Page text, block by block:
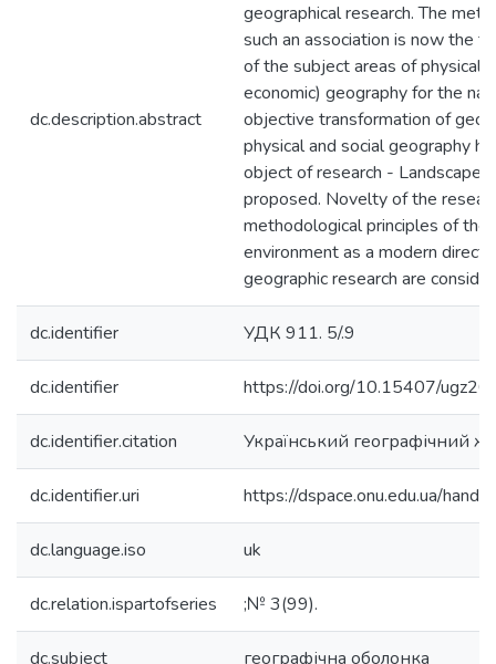
dc.description.abstract
geographical research. The
such an association is now the
of the subject areas of physical
economic) geography for the
objective transformation of
physical and social geography
object of research - Landscape
proposed. Novelty of the
methodological principles of the
environment as a modern
geographic research are
dc.identifier УДК 911. 5/.9
dc.identifier https://doi.org/10.15407/
dc.identifier.citation Український географічний
dc.identifier.uri https://dspace.onu.edu.ua/
dc.language.iso uk
dc.relation.ispartofseries ;№ 3(99).
dc.subject географічна оболонка